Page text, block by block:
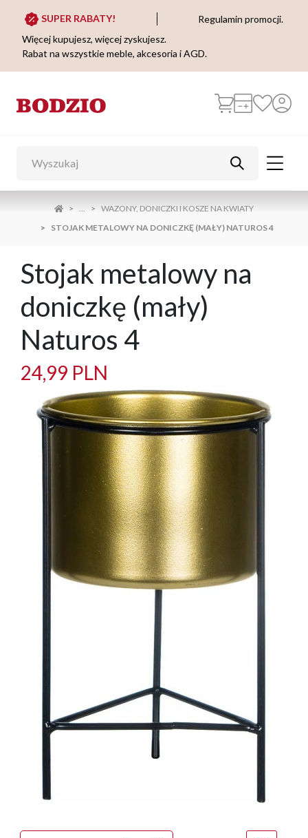
SUPER RABATY!
Regulamin promocji.
Więcej kupujesz, więcej zyskujesz.
Rabat na wszystkie meble, akcesoria i AGD.
...
WAZONY, DONICZKI I KOSZE NA KWIATY
STOJAK METALOWY NA DONICZKĘ (MAŁY) NATUROS 4
Stojak metalowy na
doniczkę (mały)
Naturos 4
24,99 PLN